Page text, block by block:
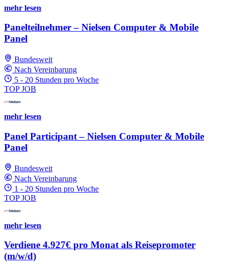
mehr lesen
Panelteilnehmer – Nielsen Computer & Mobile
Panel
Bundesweit
Nach Vereinbarung
5 - 20 Stunden pro Woche
TOP JOB
mehr lesen
Panel Participant – Nielsen Computer & Mobile
Panel
Bundesweit
Nach Vereinbarung
1 - 20 Stunden pro Woche
TOP JOB
mehr lesen
Verdiene 4.927€ pro Monat als Reisepromoter
(m/w/d)